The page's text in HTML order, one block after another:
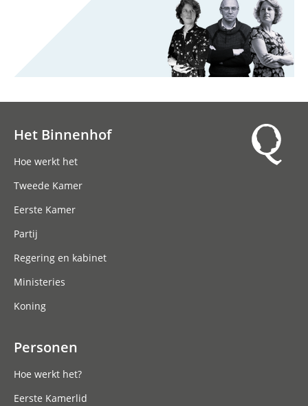
Het Binnenhof
Hoe werkt het
Tweede Kamer
Eerste Kamer
Partij
Regering en kabinet
Ministeries
Koning
Personen
Hoe werkt het?
Eerste Kamerlid